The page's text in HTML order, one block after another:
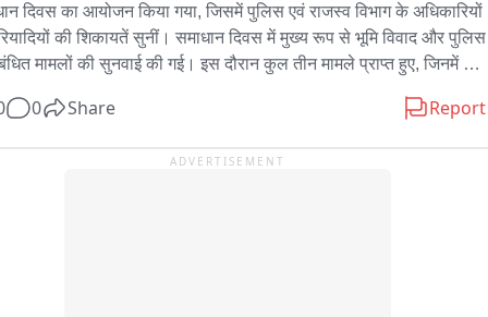
दिवस का आयोजन किया गया, जिसमें पुलिस एवं राजस्व विभाग के अधिकारियों
की शिकायतें सुनीं। समाधान दिवस में मुख्य रूप से भूमि विवाद और पुलिस
मामलों की सुनवाई की गई। इस दौरान कुल तीन मामले प्राप्त हुए, जिनमें एक
का निस्तारण नहीं हो सका। संबंधित मामलों के समाधान के लिए पुलिस और
अधिकारियों को निर्देश दिया कि प्राप्त सभी शिकायती पत्रों का शीघ्र, निष्पक्ष
0 Share Report
ADVERTISEMENT